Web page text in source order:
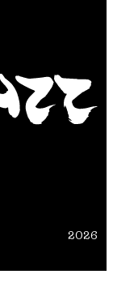
2026